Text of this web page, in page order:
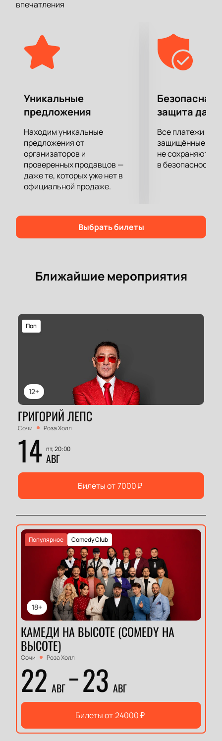
Если вы до сих пор не решили, куда сходить всей
Положительных впечатлений и эмоций от
увиденного хватит надолго!
впечатления
Уникальные
предложения
Находим уникальные
предложения от
организаторов и
проверенных продавцов —
даже те, которых уже нет в
официальной продаже.
Безопасная
защита
Все платежи
защищённые
не сохраняются
в безопасности.
Выбрать билеты
Ближайшие мероприятия
12+
Поп
ГРИГОРИЙ ЛЕПС
Сочи Роза Холл
14 пт, 20:00
АВГ
Билеты от7000₽
18+
Comedy Club
Популярное
КАМЕДИ НА ВЫСОТЕ (COMEDY НА
ВЫСОТЕ)
Сочи Роза Холл
22 АВГ 23 АВГ
Билеты от24000₽